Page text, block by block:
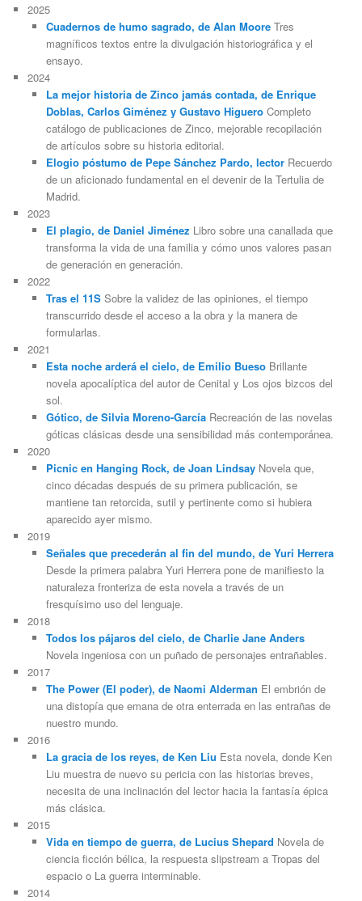
2025
Cuadernos de humo sagrado, de Alan MooreTres
magníficos textos entre la divulgación historiográfica y el
ensayo.
2024
La mejor historia de Zinco jamás contada, de Enrique
Doblas, Carlos Giménez y Gustavo HigueroCompleto
catálogo de publicaciones de Zinco, mejorable recopilación
de artículos sobre su historia editorial.
Elogio póstumo de Pepe Sánchez Pardo, lectorRecuerdo
de un aficionado fundamental en el devenir de la Tertulia de
Madrid.
2023
El plagio, de Daniel Jiménez Libro sobre una canallada que
transforma la vida de una familia y cómo unos valores pasan
de generación en generación.
2022
Tras el 11SSobre la validez de las opiniones, el tiempo
transcurrido desde el acceso a la obra y la manera de
formularlas.
2021
Esta noche arderá el cielo, de Emilio BuesoBrillante
novela apocalíptica del autor de Cenital y Los ojos bizcos del
sol.
Gótico, de Silvia Moreno-GarcíaRecreación de las novelas
góticas clásicas desde una sensibilidad más contemporánea.
2020
Picnic en Hanging Rock, de Joan LindsayNovela que,
cinco décadas después de su primera publicación, se
mantiene tan retorcida, sutil y pertinente como si hubiera
aparecido ayer mismo.
2019
Señales que precederán al fin del mundo, de Yuri Herrera
Desde la primera palabra Yuri Herrera pone de manifiesto la
naturaleza fronteriza de esta novela a través de un
fresquísimo uso del lenguaje.
2018
Todos los pájaros del cielo, de Charlie Jane Anders
Novela ingeniosa con un puñado de personajes entrañables.
2017
The Power (El poder), de Naomi Alderman El embrión de
una distopía que emana de otra enterrada en las entrañas de
nuestro mundo.
2016
La gracia de los reyes, de Ken Liu Esta novela, donde Ken
Liu muestra de nuevo su pericia con las historias breves,
necesita de una inclinación del lector hacia la fantasía épica
más clásica.
2015
Vida en tiempo de guerra, de Lucius Shepard Novela de
ciencia ficción bélica, la respuesta slipstream a Tropas del
espacio o La guerra interminable.
2014